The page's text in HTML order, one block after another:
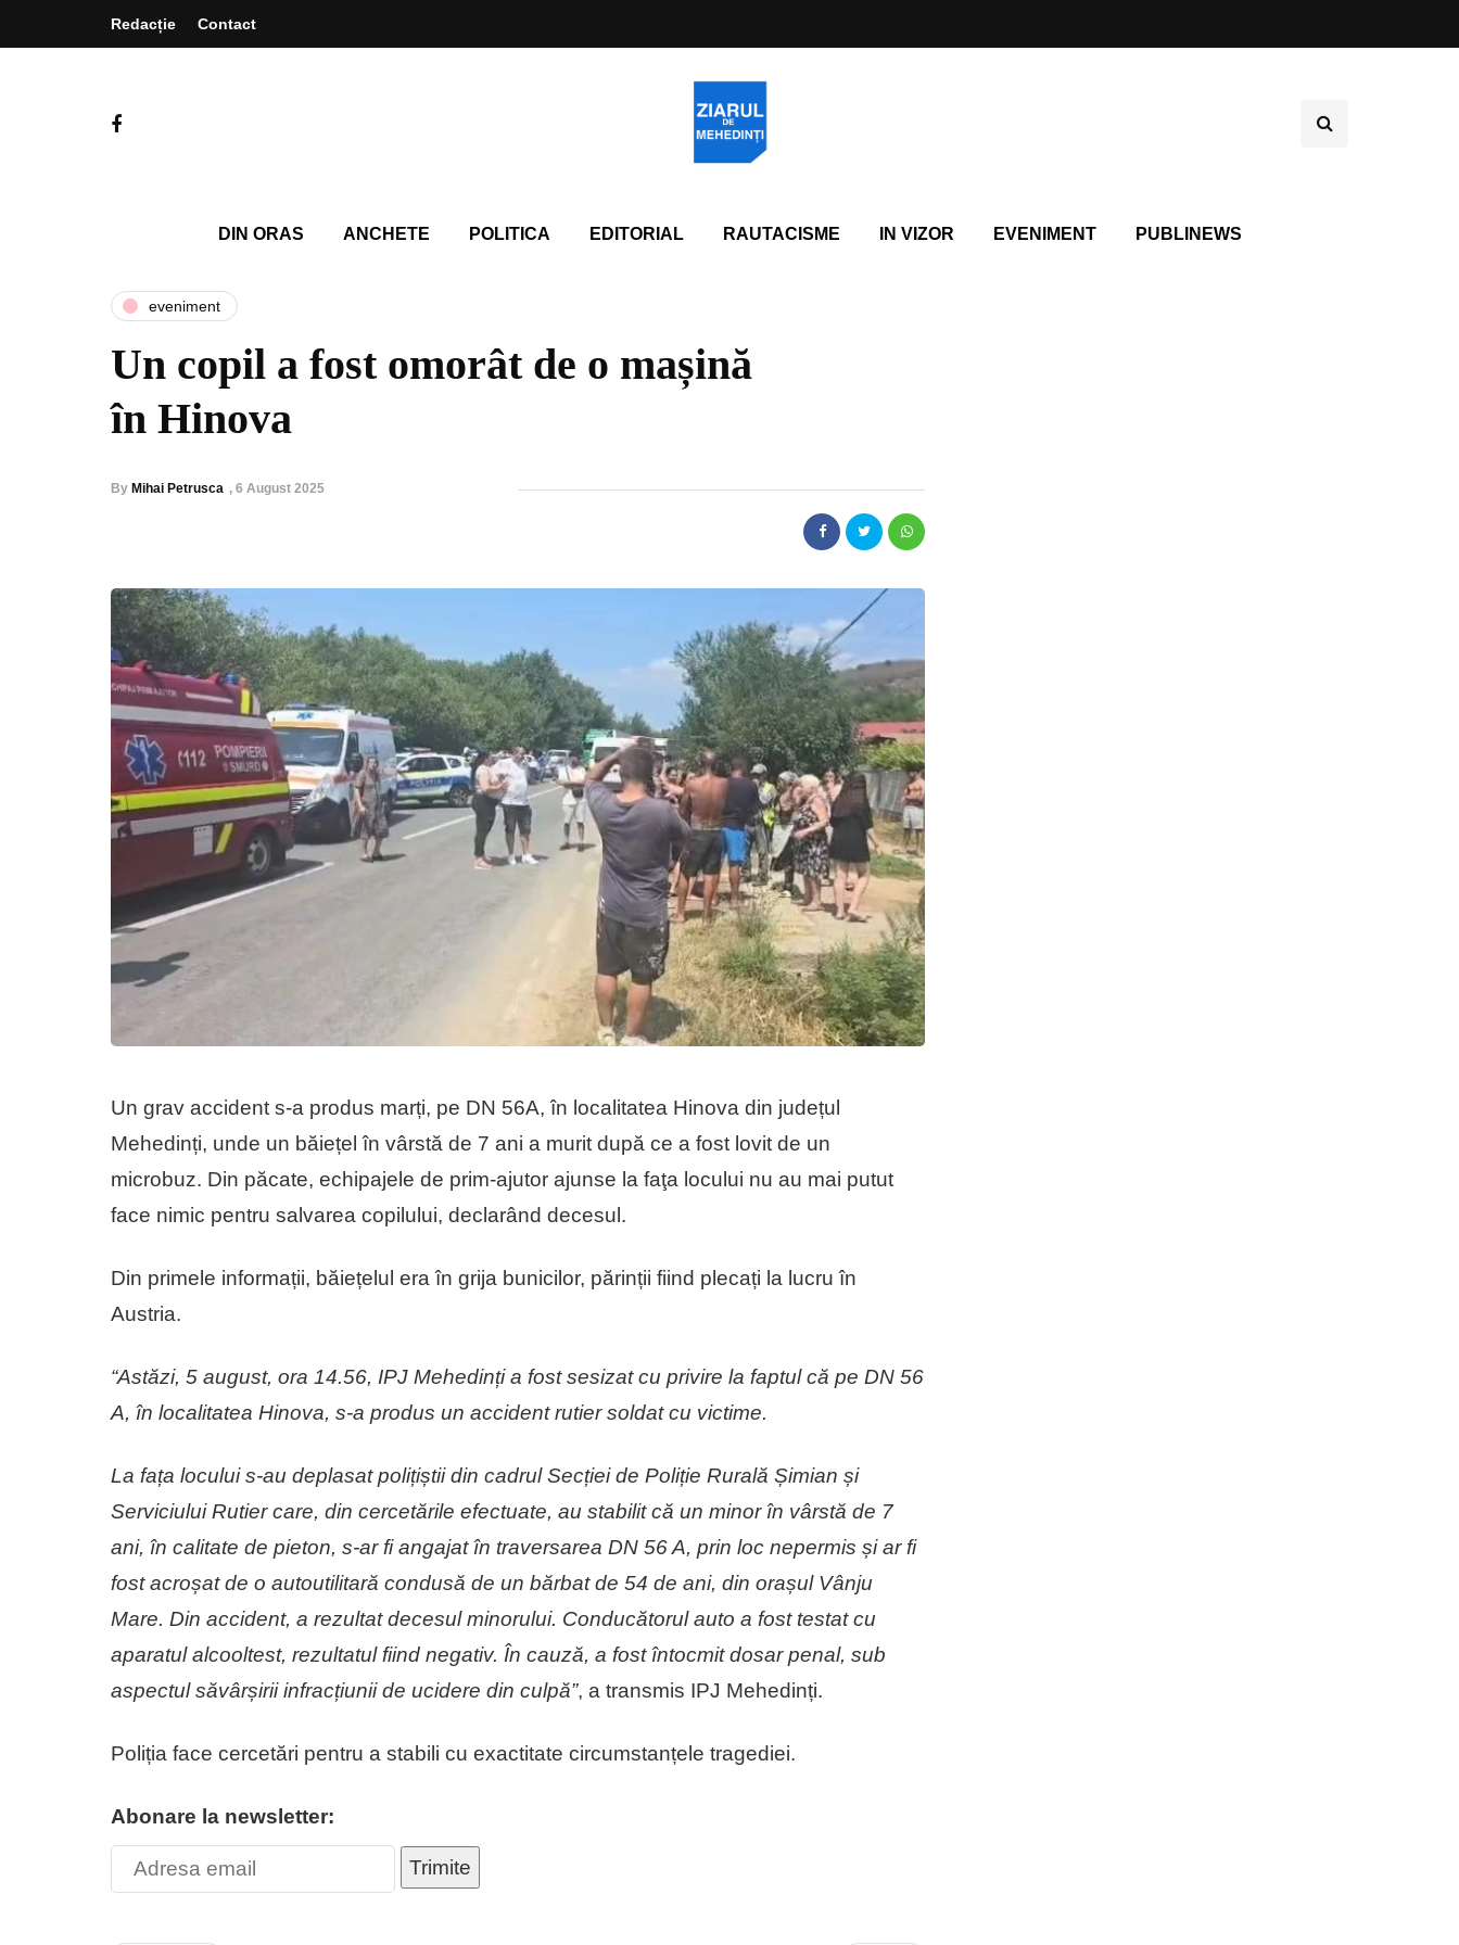
Redacție Contact
DIN ORAS ANCHETE POLITICA EDITORIAL RAUTACISME IN VIZOR EVENIMENT PUBLINEWS
eveniment
Un copil a fost omorât de o mașină
în Hinova
By Mihai Petrusca , 6 August 2025
Un grav accident s-a produs marți, pe DN 56A, în localitatea Hinova din județul
Mehedinți, unde un băiețel în vârstă de 7 ani a murit după ce a fost lovit de un
microbuz. Din păcate, echipajele de prim-ajutor ajunse la faţa locului nu au mai putut
face nimic pentru salvarea copilului, declarând decesul.
Din primele informații, băiețelul era în grija bunicilor, părinții fiind plecați la lucru în
Austria.
“Astăzi, 5 august, ora 14.56, IPJ Mehedinți a fost sesizat cu privire la faptul că pe DN 56
A, în localitatea Hinova, s-a produs un accident rutier soldat cu victime.
La fața locului s-au deplasat polițiștii din cadrul Secției de Poliție Rurală Șimian și
Serviciului Rutier care, din cercetările efectuate, au stabilit că un minor în vârstă de 7
ani, în calitate de pieton, s-ar fi angajat în traversarea DN 56 A, prin loc nepermis și ar fi
fost acroșat de o autoutilitară condusă de un bărbat de 54 de ani, din orașul Vânju
Mare. Din accident, a rezultat decesul minorului. Conducătorul auto a fost testat cu
aparatul alcooltest, rezultatul fiind negativ. În cauză, a fost întocmit dosar penal, sub
aspectul săvârșirii infracțiunii de ucidere din culpă”, a transmis IPJ Mehedinți.
Poliția face cercetări pentru a stabili cu exactitate circumstanțele tragediei.
Abonare la newsletter:
Trimite